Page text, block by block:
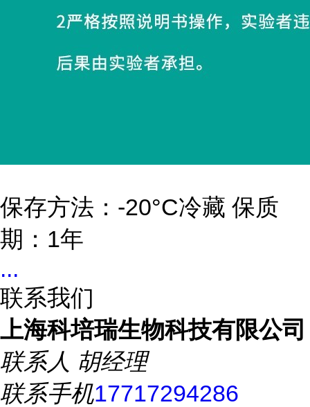
保存方法：-20°C冷藏 保质
期：1年
...
联系我们
上海科培瑞生物科技有限公司
联系人 胡经理
联系手机17717294286